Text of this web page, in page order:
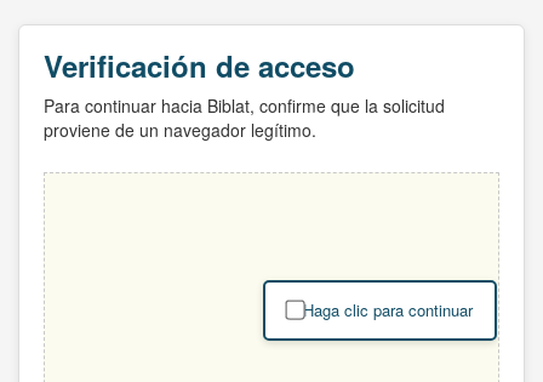
Verificación de acceso
Para continuar hacia Biblat, confirme que la solicitud
proviene de un navegador legítimo.
Haga clic para continuar